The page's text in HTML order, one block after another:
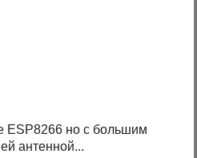
ESP8266 но с большим
антенной...